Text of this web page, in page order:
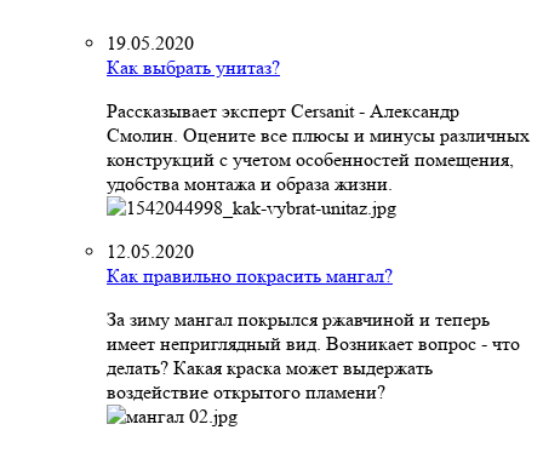
19.05.2020
Как выбрать унитаз?
Рассказывает эксперт Cersanit - Александр
Смолин. Оцените все плюсы и минусы различных
конструкций с учетом особенностей помещения,
удобства монтажа и образа жизни.
12.05.2020
Как правильно покрасить мангал?
За зиму мангал покрылся ржавчиной и теперь
имеет неприглядный вид. Возникает вопрос - что
делать? Какая краска может выдержать
воздействие открытого пламени?